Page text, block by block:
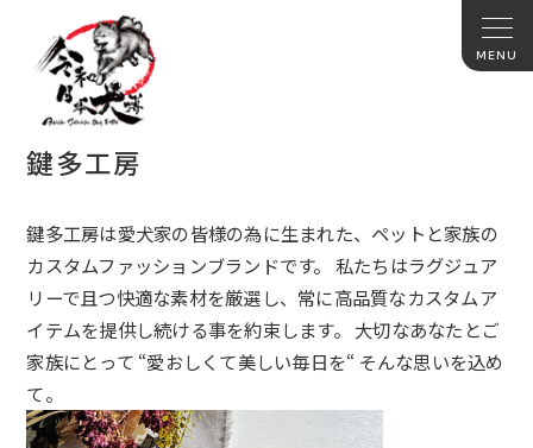
鍵多工房
鍵多工房は愛犬家の皆様の為に生まれた、 ペットと家族の
カスタムファッションブランドです。 私たちはラグジュア
リーで且つ快適な素材を厳選し、 常に高品質なカスタムア
イテムを提供し続ける事を約束します。 大切なあなたとご
家族にとって “愛おしくて美しい毎日を“ そんな思いを込め
て。